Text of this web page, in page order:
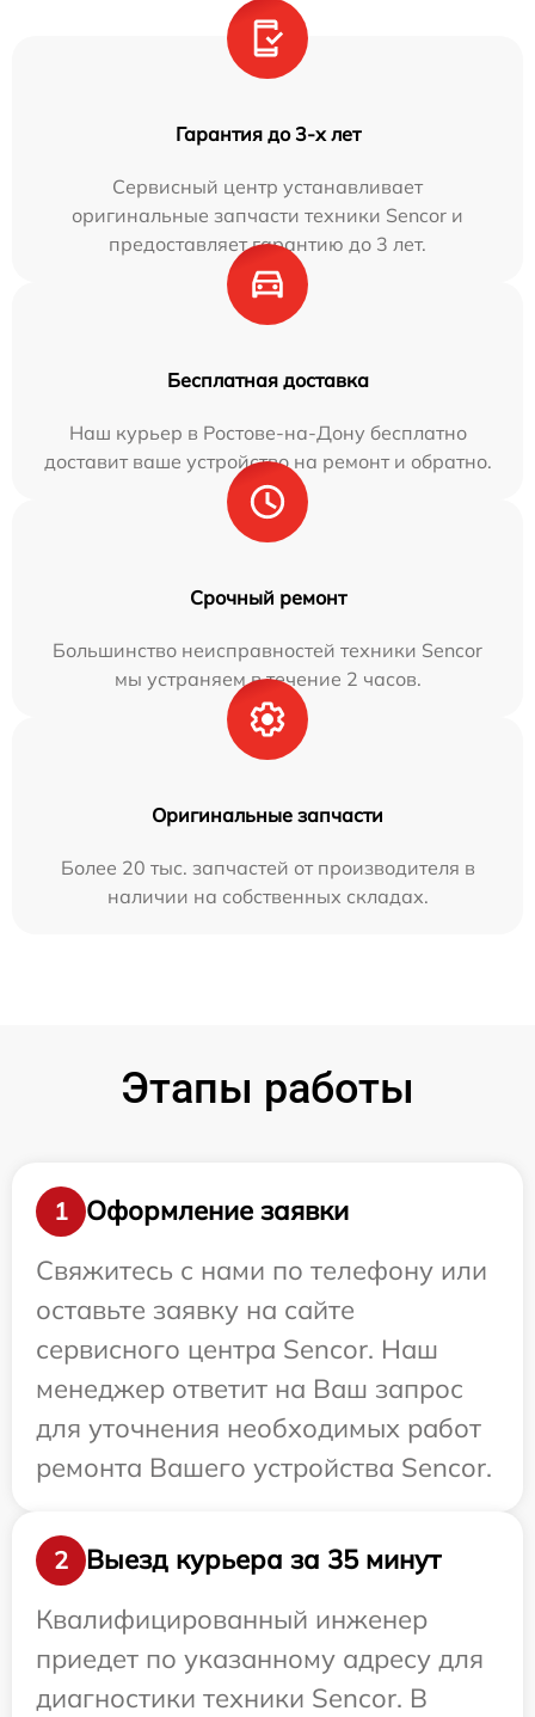
Гарантия до 3-х лет
Сервисный центр устанавливает
оригинальные запчасти техники Sencor и
предоставляет гарантию до 3 лет.
Бесплатная доставка
Наш курьер в Ростове-на-Дону бесплатно
доставит ваше устройство на ремонт и обратно.
Срочный ремонт
Большинство неисправностей техники Sencor
мы устраняем в течение 2 часов.
Оригинальные запчасти
Более 20 тыс. запчастей от производителя в
наличии на собственных складах.
Этапы работы
1
Оформление заявки
Свяжитесь с нами по телефону или
оставьте заявку на сайте
сервисного центра Sencor. Наш
менеджер ответит на Ваш запрос
для уточнения необходимых работ
ремонта Вашего устройства Sencor.
2
Выезд курьера за 35 минут
Квалифицированный инженер
приедет по указанному адресу для
диагностики техники Sencor. В